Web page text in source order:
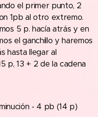
el primer punto, 2
1pb al otro extremo.
5 p. hacía atrás y en
el ganchillo y haremos
hasta llegar al
p, 13 + 2 de la cadena
- 4 pb (14 p)